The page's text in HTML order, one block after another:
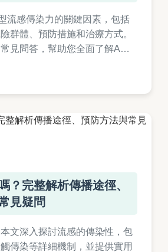
流感傳染力的關鍵因素，包括
群體、預防措施和治療方式。
見問答，幫助您全面了解A型
？完整解析傳播途徑、
見疑問
文深入探討流感的傳染性，包
傳染等詳細機制，並提供實用